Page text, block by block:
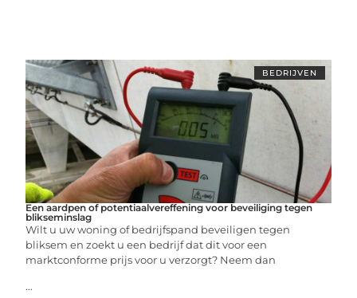
BEDRIJVEN
Een aardpen of potentiaalvereffening voor beveiliging tegen
blikseminslag
Wilt u uw woning of bedrijfspand beveiligen tegen
bliksem en zoekt u een bedrijf dat dit voor een
marktconforme prijs voor u verzorgt? Neem dan
...